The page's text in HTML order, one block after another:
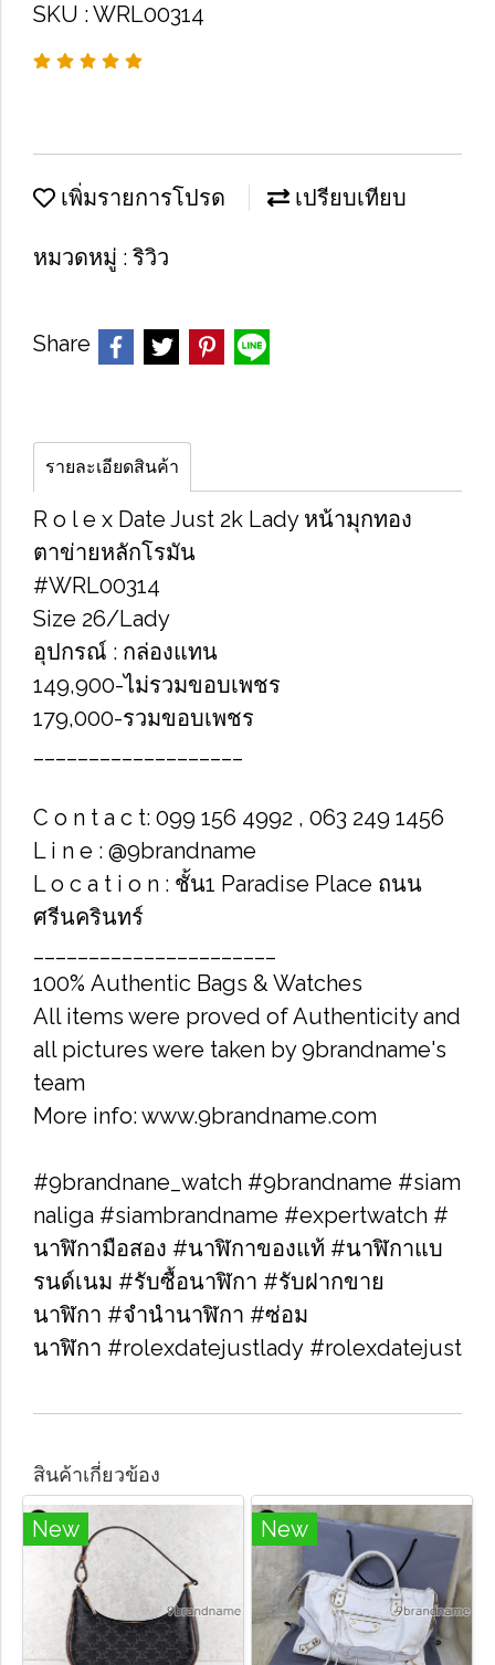
SKU : WRL00314
เพิ่มรายการโปรด เปรียบเทียบ
หมวดหมู่ : ริวิว
Share
รายละเอียดสินค้า
R o l e x Date Just 2k Lady หน้ามุกทอง
ตาข่ายหลักโรมัน
#WRL00314
Size​ 26/Lady
อุปกรณ์​ : กล่องแทน
149,900-ไม่รวมขอบเพชร
179,000-รวมขอบเพชร
C o n t a c t: 099 156 4992 , 063 249 1456
L i n e : @9brandname
L o c a t i o n : ชั้น1 Paradise Place ถนน
ศรีนครินทร์
100% Authentic Bags & Watches
All items were proved of Authenticity and
all pictures were taken by 9brandname's
team
More info: www.9brandname.com
#9brandnane_watch #9brandname #siam
naliga #siambrandname #expertwatch #
นาฬิกามือสอง #นาฬิกาของแท้ #นาฬิกาแบ
รนด์เนม #รับซื้อนาฬิกา​ #รับฝากขาย
นาฬิกา #จำนำนาฬิกา #ซ่อม
นาฬิกา #rolexdatejustlady #rolexdatejust
สินค้าเกี่ยวข้อง
New New